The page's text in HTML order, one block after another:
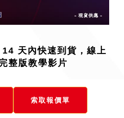
天內快速到貨，線上
整版教學影片
索取報價單